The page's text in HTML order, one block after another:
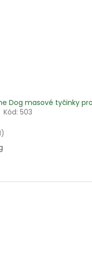
Dog masové tyčinky
Kód: 503